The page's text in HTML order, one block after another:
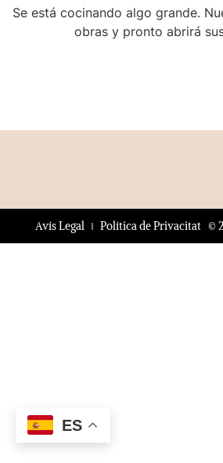
Se está cocinando algo grande.
obras y pronto abrirá
©
Avís Legal Política de Privacitat
ES